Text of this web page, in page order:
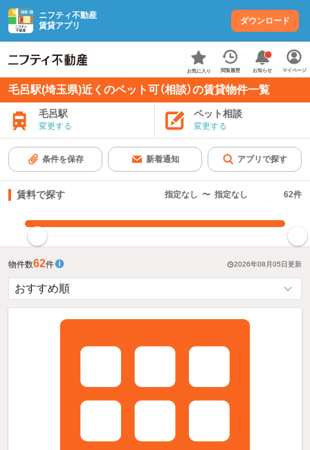
ニフティ不動産
賃貸アプリ
ダウンロード
お気に入り 閲覧履歴 お知らせ マイページ
毛呂駅(埼玉県)近くのペット可（相談）の賃貸物件一覧
毛呂駅
変更する
ペット相談
変更する
条件を保存 新着通知 アプリで探す
賃料で探す 指定なし 〜 指定なし 62件
物件数62件 2026年08月05日更新